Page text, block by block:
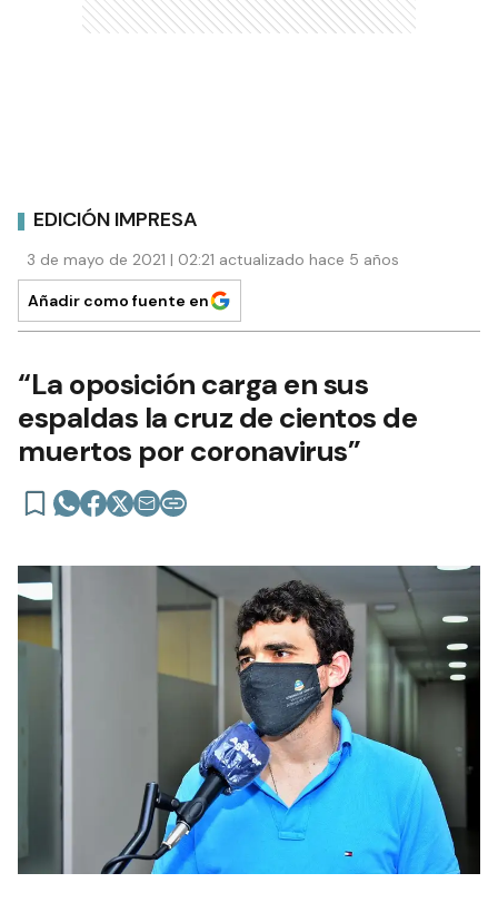
EDICIÓN IMPRESA
3 de mayo de 2021 | 02:21 actualizado hace 5 años
Añadir como fuente en
“La oposición carga en sus
espaldas la cruz de cientos de
muertos por coronavirus”